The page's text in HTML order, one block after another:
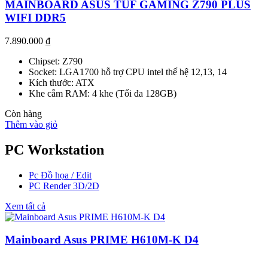
MAINBOARD ASUS TUF GAMING Z790 PLUS
WIFI DDR5
7.890.000 ₫
Chipset: Z790
Socket: LGA1700 hỗ trợ CPU intel thế hệ 12,13, 14
Kích thước: ATX
Khe cắm RAM: 4 khe (Tối đa 128GB)
Còn hàng
Thêm vào giỏ
PC Workstation
Pc Đồ họa / Edit
PC Render 3D/2D
Xem tất cả
Mainboard Asus PRIME H610M-K D4